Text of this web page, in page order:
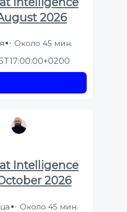
2026
Около 45 мин.
Intelligence
2026
Около 45 мин.